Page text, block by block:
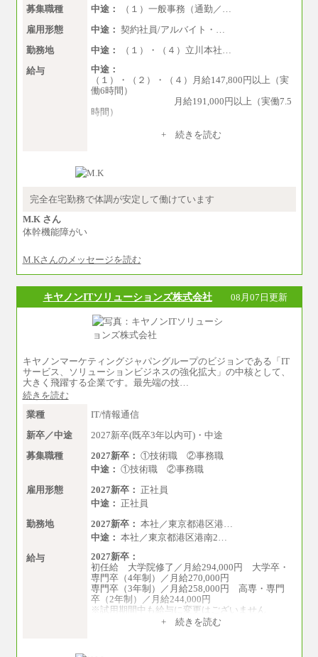
募集職種
中途：
（１）一般事務（通勤／…
雇用形態
中途： 契約社員/アルバイト・…
勤務地
中途：
（１）・（４）立川本社…
給与
中途：
（１）・（２）・（４）月給147,800円以上（実
働6時間）
月給191,000円以上（実働7.5
時間）
（３）月給191,000円以上（実働7.5時間）
時給 1,226円（実働4.5時間）
も時間額換算額）
・退職金相当手当 37円
はございません。
+ 続きを読む
完全在宅勤務で体調が安定して働けています
M.K さん
体幹機能障がい
M.Kさんのメッセージを読む
キヤノンITソリューションズ株式会社 08月07日更新
キヤノンマーケティングジャパングループのビジョンである「IT
サービス、ソリューションビジネスの強化拡大」の中核として、
大きく飛躍する企業です。最先端の技…
続きを読む
業種
IT/情報通信
新卒／中途
2027新卒(既卒3年以内可)・中途
募集職種
2027新卒： ①技術職 ②事務職
中途： ①技術職 ②事務職
雇用形態
2027新卒： 正社員
中途： 正社員
勤務地
2027新卒： 本社／東京都港区港…
中途： 本社／東京都港区港南2…
給与
2027新卒：
初任給 大学院修了／月給294,000円 大学卒・
専門卒（4年制）／月給270,000円
専門卒（3年制）／月給258,000円 高専・専門
卒（2年制）／月給244,000円
※試用期間中も給与に変更はございません
+ 続きを読む